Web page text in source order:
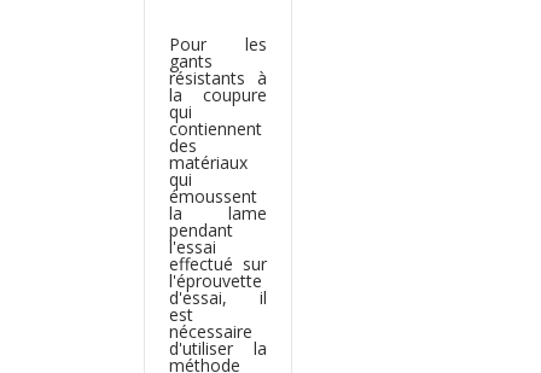
Pour les
gants
résistants à
la coupure
qui
contiennent
des
matériaux
qui
émoussent
la lame
pendant
l'essai
effectué sur
l'éprouvette
d'essai, il
est
nécessaire
d'utiliser la
méthode